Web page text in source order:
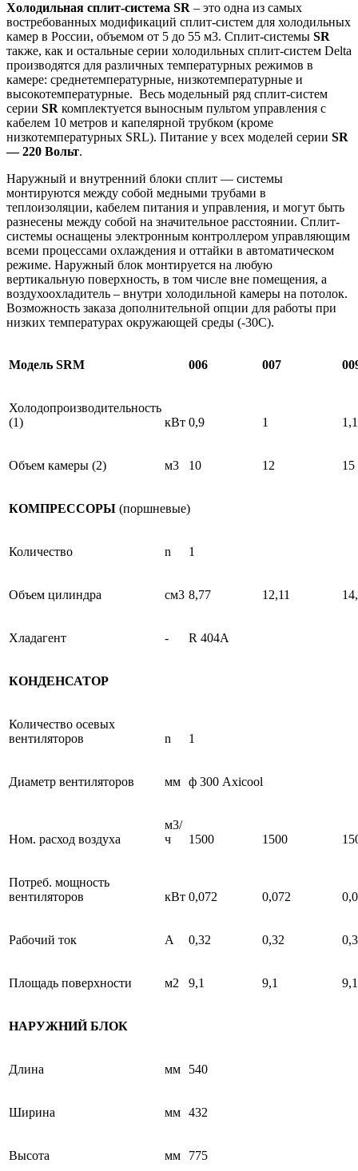
Холодильная сплит-система SR – это одна из самых
востребованных модификаций сплит-систем для холодильных
камер в России, объемом от 5 до 55 м3. Сплит-системы SR
также, как и остальные серии холодильных сплит-систем Delta
производятся для различных температурных режимов в
камере: среднетемпературные, низкотемпературные и
высокотемпературные. Весь модельный ряд сплит-систем
серии SR комплектуется выносным пультом управления с
кабелем 10 метров и капелярной трубком (кроме
низкотемпературных SRL). Питание у всех моделей серии SR
— 220 Вольт.
Наружный и внутренний блоки сплит — системы
монтируются между собой медными трубами в
теплоизоляции, кабелем питания и управления, и могут быть
разнесены между собой на значительное расстоянии. Сплит-
системы оснащены электронным контроллером управляющим
всеми процессами охлаждения и оттайки в автоматическом
режиме. Наружный блок монтируется на любую
вертикальную поверхность, в том числе вне помещения, а
воздухоохладитель – внутри холодильной камеры на потолок.
Возможность заказа дополнительной опции для работы при
низких температурах окружающей среды (-30С).
Модель SRM 006 007
Холодопроизводительность
(1)
кВт 0,9 1 1,1
Объем камеры (2) м3 10 12 15
КОМПРЕССОРЫ (поршневые)
Количество n 1
Объем цилиндра см3 8,77 12,11
Хладагент - R 404A
КОНДЕНСАТОР
Количество осевых
вентиляторов
n 1
Диаметр вентиляторов мм ф 300 Axicool
Ном. расход воздуха
м3/
ч
1500 1500
Потреб. мощность
вентиляторов
кВт 0,072 0,072
Рабочий ток А 0,32 0,32
Площадь поверхности м2 9,1 9,1 9,1
НАРУЖНИЙ БЛОК
Длина мм 540
Ширина мм 432
Высота мм 775